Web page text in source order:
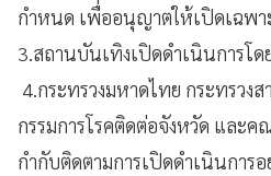
กำหนด เพื่ออนุญาตให้เปิดเฉพ
3.สถานบันเทิงเปิดดำเนินการโด
4.กระทรวงมหาดไทย กระทรวง
กรรมการโรคติดต่อจังหวัด และค
กำกับติดตามการเปิดดำเนินการอ